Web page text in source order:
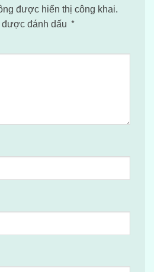
được hiển thị công khai.
đánh dấu *